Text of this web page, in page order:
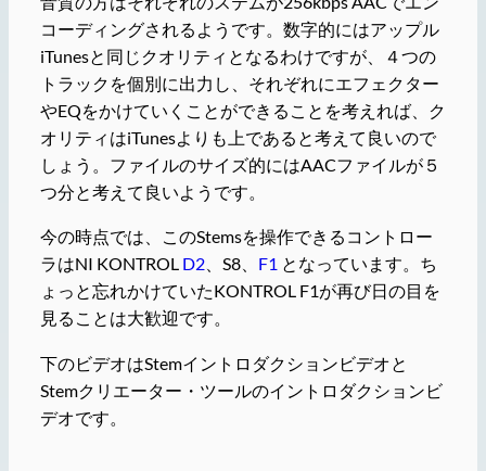
コーディングされるようです。数字的にはアップル
iTunesと同じクオリティとなるわけですが、４つの
トラックを個別に出力し、それぞれにエフェクター
やEQをかけていくことができることを考えれば、ク
オリティはiTunesよりも上であると考えて良いので
しょう。ファイルのサイズ的にはAACファイルが５
つ分と考えて良いようです。
今の時点では、このStemsを操作できるコントロー
ラはNI KONTROL D2、S8、 F1 となっています。ち
ょっと忘れかけていたKONTROL F1が再び日の目を
見ることは大歓迎です。
下のビデオはStemイントロダクションビデオと
Stemクリエーター・ツールのイントロダクションビ
デオです。